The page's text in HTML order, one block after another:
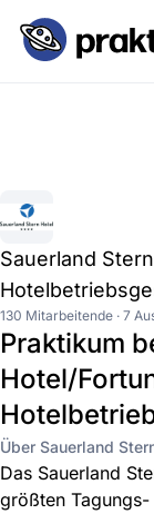
Sauerland
130 Mitarbeitende · 7
Praktikum
Hotel/
Über Sauerland
Das Sauerland
größten